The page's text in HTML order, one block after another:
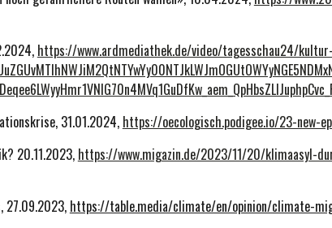
https://www.ardmediathek.de/video/tagesschau24/
31.01.2024, https://oecologisch.podigee.io/23-new-
20.11.2023, https://www.migazin.de/2023/11/20/klimaasyl-
27.09.2023, https://table.media/climate/en/opinion/climate-